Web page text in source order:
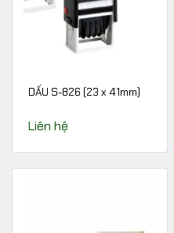
DẤU S-826 (23 x 41mm)
Liên hệ